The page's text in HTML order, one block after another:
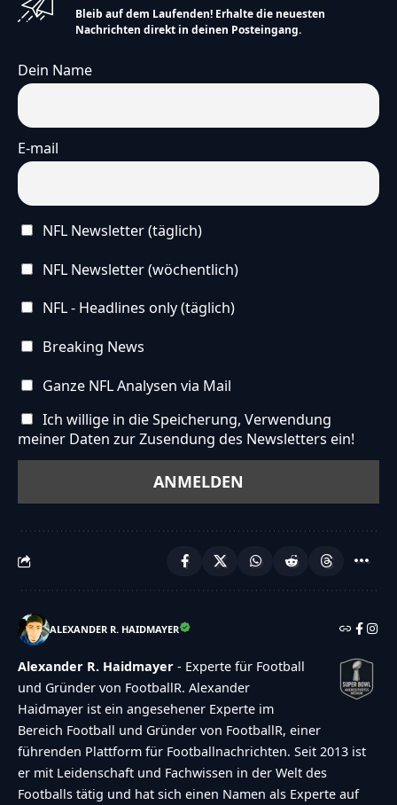
Bleib auf dem Laufenden! Erhalte die neuesten
Nachrichten direkt in deinen Posteingang.
Dein Name
E-mail
NFL Newsletter (täglich)
NFL Newsletter (wöchentlich)
NFL - Headlines only (täglich)
Breaking News
Ganze NFL Analysen via Mail
Ich willige in die Speicherung, Verwendung
meiner Daten zur Zusendung des Newsletters ein!
ALEXANDER R. HAIDMAYER
Alexander R. Haidmayer - Experte für Football
und Gründer von FootballR. Alexander
Haidmayer ist ein angesehener Experte im
Bereich Football und Gründer von FootballR, einer
führenden Plattform für Footballnachrichten. Seit 2013 ist
er mit Leidenschaft und Fachwissen in der Welt des
Footballs tätig und hat sich einen Namen als Experte auf